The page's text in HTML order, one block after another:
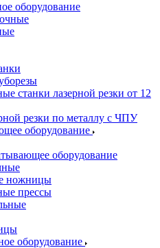
оборудование
станки лазерной резки от 12
резки по металлу с ЧПУ
оборудование
оборудование
ножницы
прессы
оборудование